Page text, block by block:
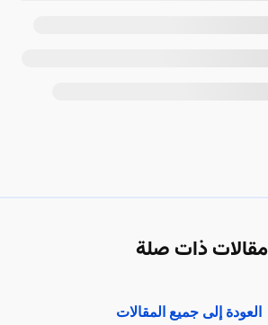
مقالات ذات صلة
العودة إلى جميع المقالات